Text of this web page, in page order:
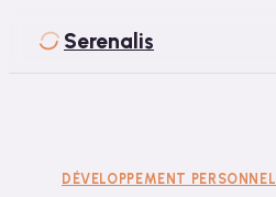
Serenalis
Bien-être
DÉVELOPPEMENT PERSONNEL